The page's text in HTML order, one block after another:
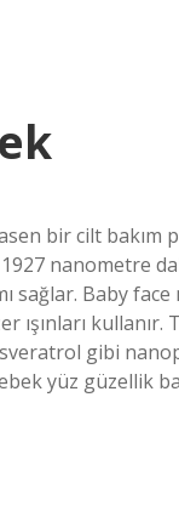
bir cilt bakım
nanometre
Baby
ışınları
gibi
yüz güzellik